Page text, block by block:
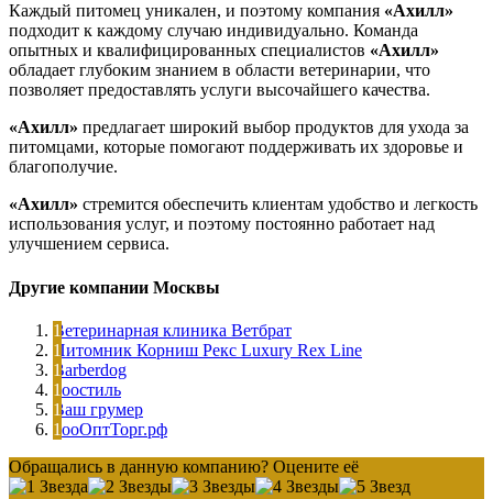
Каждый питомец уникален, и поэтому компания «Ахилл»
подходит к каждому случаю индивидуально. Команда
опытных и квалифицированных специалистов «Ахилл»
обладает глубоким знанием в области ветеринарии, что
позволяет предоставлять услуги высочайшего качества.
«Ахилл» предлагает широкий выбор продуктов для ухода за
питомцами, которые помогают поддерживать их здоровье и
благополучие.
«Ахилл» стремится обеспечить клиентам удобство и легкость
использования услуг, и поэтому постоянно работает над
улучшением сервиса.
Другие компании Москвы
Ветеринарная клиника Ветбрат
Питомник Корниш Рекс Luxury Rex Line
Barberdog
Зоостиль
Ваш грумер
ЗооОптТорг.рф
Обращались в данную компанию? Оцените её